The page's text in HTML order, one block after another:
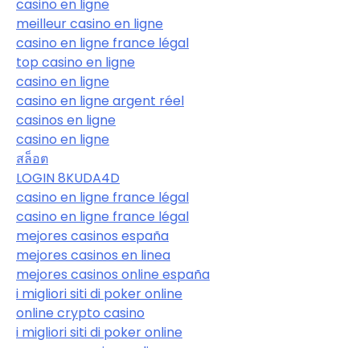
casino en ligne
meilleur casino en ligne
casino en ligne france légal
top casino en ligne
casino en ligne
casino en ligne argent réel
casinos en ligne
casino en ligne
สล็อต
LOGIN 8KUDA4D
casino en ligne france légal
casino en ligne france légal
mejores casinos españa
mejores casinos en linea
mejores casinos online españa
i migliori siti di poker online
online crypto casino
i migliori siti di poker online